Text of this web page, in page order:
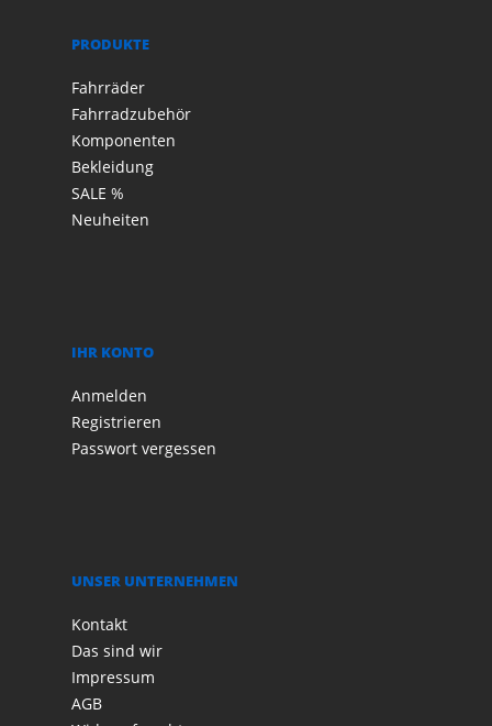
PRODUKTE
Fahrräder
Fahrradzubehör
Komponenten
Bekleidung
SALE %
Neuheiten
IHR KONTO
Anmelden
Registrieren
Passwort vergessen
UNSER UNTERNEHMEN
Kontakt
Das sind wir
Impressum
AGB